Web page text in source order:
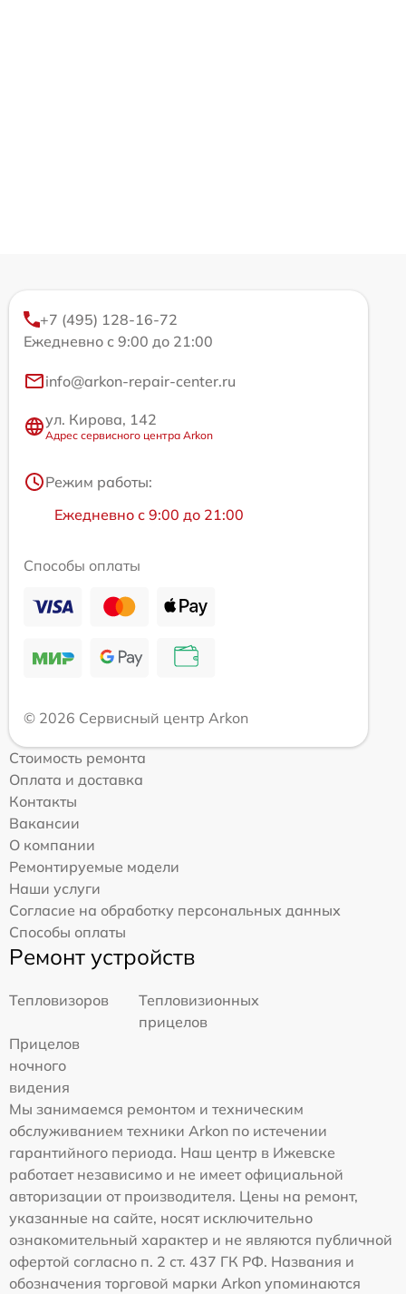
+7 (495) 128-16-72
Ежедневно с 9:00 до 21:00
info@arkon-repair-center.ru
ул. Кирова, 142
Адрес сервисного центра Arkon
Режим работы:
Ежедневно с 9:00 до 21:00
Способы оплаты
© 2026 Сервисный центр Arkon
Стоимость ремонта
Оплата и доставка
Контакты
Вакансии
О компании
Ремонтируемые модели
Наши услуги
Согласие на обработку персональных данных
Способы оплаты
Ремонт устройств
Тепловизоров
Тепловизионных
прицелов
Прицелов
ночного
видения
Мы занимаемся ремонтом и техническим
обслуживанием техники Arkon по истечении
гарантийного периода. Наш центр в Ижевске
работает независимо и не имеет официальной
авторизации от производителя. Цены на ремонт,
указанные на сайте, носят исключительно
ознакомительный характер и не являются публичной
офертой согласно п. 2 ст. 437 ГК РФ. Названия и
обозначения торговой марки Arkon упоминаются